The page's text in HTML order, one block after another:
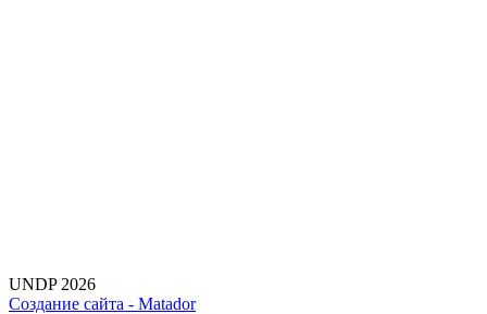
UNDP 2026
Создание сайта - Matador